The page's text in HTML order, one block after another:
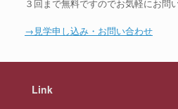
３回まで無料ですのでお気軽にお問
→見学申し込み・お問い合わせ
Link